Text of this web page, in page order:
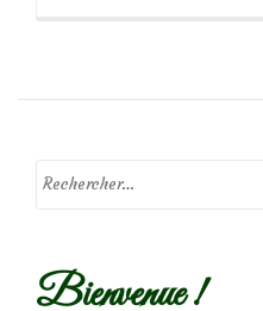
Bienvenue !